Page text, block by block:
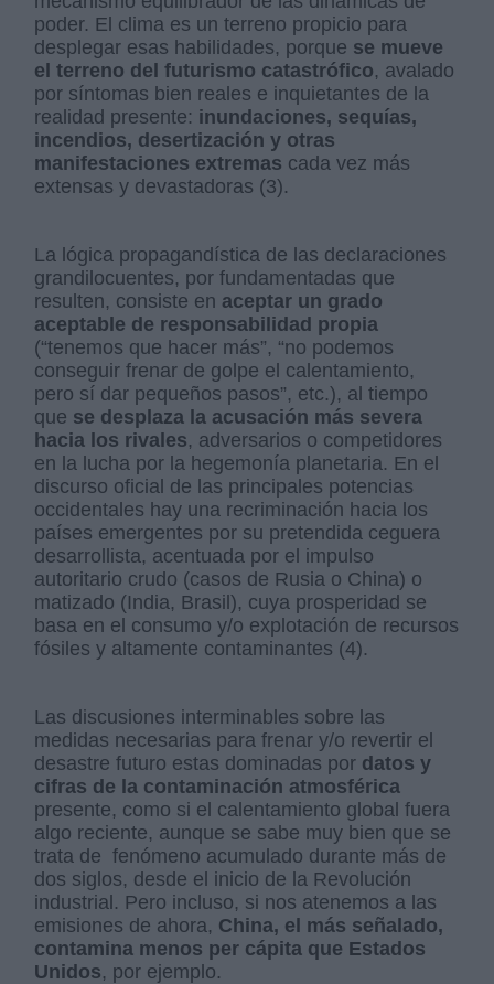
poder. El clima es un terreno propicio para
desplegar esas habilidades, porque se mueve
el terreno del futurismo catastrófico, avalado
por síntomas bien reales e inquietantes de la
realidad presente: inundaciones, sequías,
incendios, desertización y otras
manifestaciones extremas cada vez más
extensas y devastadoras (3).
La lógica propagandística de las declaraciones
grandilocuentes, por fundamentadas que
resulten, consiste en aceptar un grado
aceptable de responsabilidad propia
(“tenemos que hacer más”, “no podemos
conseguir frenar de golpe el calentamiento,
pero sí dar pequeños pasos”, etc.), al tiempo
que se desplaza la acusación más severa
hacia los rivales, adversarios o competidores
en la lucha por la hegemonía planetaria. En el
discurso oficial de las principales potencias
occidentales hay una recriminación hacia los
países emergentes por su pretendida ceguera
desarrollista, acentuada por el impulso
autoritario crudo (casos de Rusia o China) o
matizado (India, Brasil), cuya prosperidad se
basa en el consumo y/o explotación de recursos
fósiles y altamente contaminantes (4).
Las discusiones interminables sobre las
medidas necesarias para frenar y/o revertir el
desastre futuro estas dominadas por datos y
cifras de la contaminación atmosférica
presente, como si el calentamiento global fuera
algo reciente, aunque se sabe muy bien que se
trata de fenómeno acumulado durante más de
dos siglos, desde el inicio de la Revolución
industrial. Pero incluso, si nos atenemos a las
emisiones de ahora, China, el más señalado,
contamina menos per cápita que Estados
Unidos, por ejemplo.